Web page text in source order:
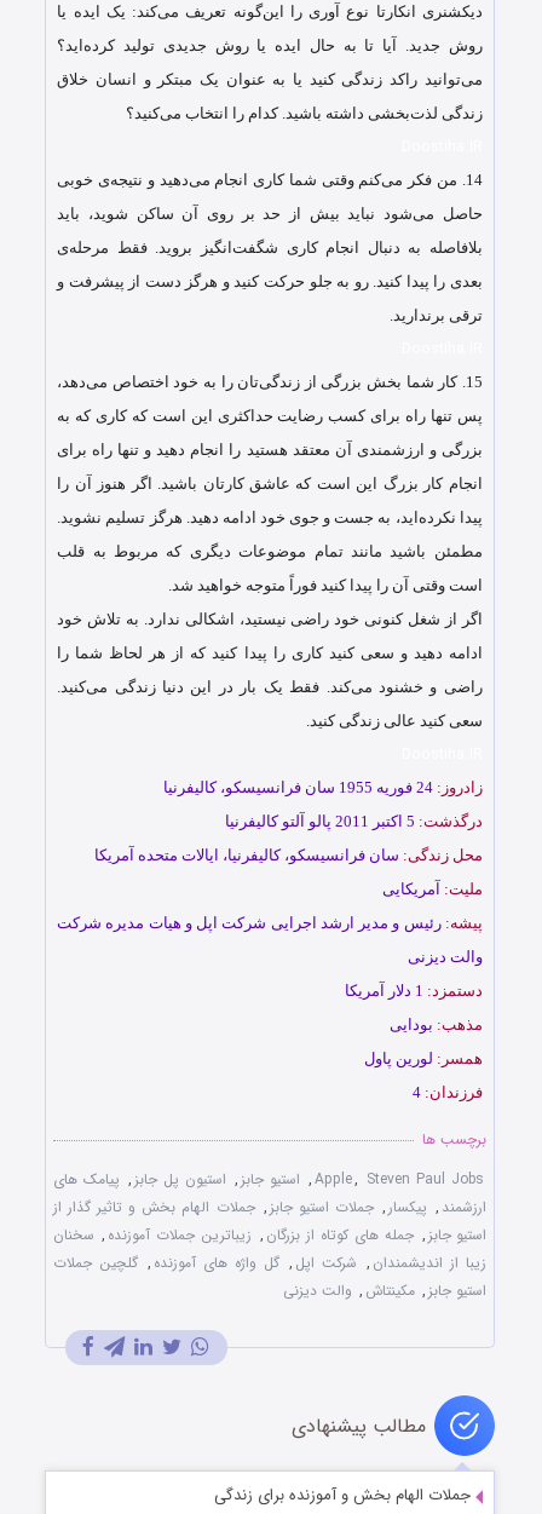
دیکشنری انکارتا نوع آوری را این‌گونه تعریف می‌کند: یک ایده یا
روش جدید. آیا تا به حال ایده یا روش جدیدی تولید کرده‌اید؟
می‌توانید راکد زندگی کنید یا به عنوان یک مبتکر و انسان خلاق
زندگی لذت‌بخشی داشته باشید. کدام را انتخاب می‌کنید؟
14. من فکر می‌کنم وقتی شما کاری انجام می‌دهید و نتیجه‌ی خوبی
حاصل می‌شود نباید بیش از حد بر روی آن ساکن شوید، باید
بلافاصله به دنبال انجام کاری شگفت‌انگیز بروید. فقط مرحله‌ی
بعدی را پیدا کنید. رو به جلو حرکت کنید و هرگز دست از پیشرفت و
ترقی برندارید.
15. کار شما بخش بزرگی از زندگی‌تان را به خود اختصاص می‌دهد،
پس تنها راه برای کسب رضایت حداکثری این است که کاری که به
بزرگی و ارزشمندی آن معتقد هستید را انجام دهید و تنها راه برای
انجام کار بزرگ این است که عاشق کارتان باشید. اگر هنوز آن را
پیدا نکرده‌اید، به جست و جوی خود ادامه دهید. هرگز تسلیم نشوید.
مطمئن باشید مانند تمام موضوعات دیگری که مربوط به قلب
است وقتی آن را پیدا کنید فوراً متوجه خواهید شد.
اگر از شغل کنونی خود راضی نیستید، اشکالی ندارد. به تلاش خود
ادامه دهید و سعی کنید کاری را پیدا کنید که از هر لحاظ شما را
راضی و خشنود می‌کند. فقط یک بار در این دنیا زندگی می‌کنید.
سعی کنید عالی زندگی کنید.
زادروز:24 فوریه 1955 سان فرانسیسکو، کالیفرنیا
درگذشت: 5 اکتبر 2011 پالو آلتو کالیفرنیا
محل زندگی: سان فرانسیسکو، کالیفرنیا، ایالات متحده آمریکا
ملیت: آمریکایی
پیشه:رئیس و مدیر ارشد اجرایی شرکت اپل و هیات مدیره شرکت
والت دیزنی
دستمزد:
مذهب: بودایی
همسر: لورین پاول
فرزندان: 4
برچسب ها
Apple, Steven Paul Jobs
, استیو جابز , استیون پل جابز , پیامک های
ارزشمند , پیکسار , جملات استیو جابز , جملات‌ الهام بخش و تاثیر گذار از
استیو جابز , جمله های کوتاه از بزرگان , زیباترین جملات آموزنده , سخنان
زیبا از اندیشمندان , شرکت اپل , گل واژه های آموزنده , گلچین جملات
استیو جابز , مکینتاش , والت دیزنی
مطالب پیشنهادی
جملات الهام بخش و آموزنده برای زندگی